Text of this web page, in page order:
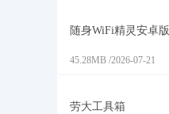
随身WiFi精灵安卓版
45.28MB /2026-07-21
劳大工具箱